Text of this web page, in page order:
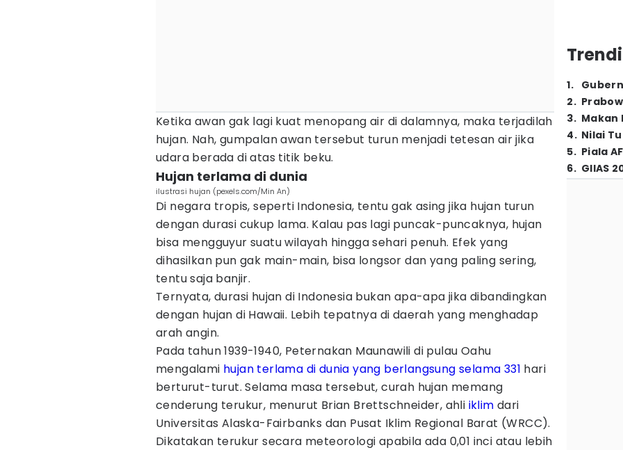
Ketika awan gak lagi kuat menopang air di dalamnya, maka terjadilah
hujan. Nah, gumpalan awan tersebut turun menjadi tetesan air jika
udara berada di atas titik beku.
Hujan terlama di dunia
ilustrasi hujan (pexels.com/Min An)
Di negara tropis, seperti Indonesia, tentu gak asing jika hujan turun
dengan durasi cukup lama. Kalau pas lagi puncak-puncaknya, hujan
bisa mengguyur suatu wilayah hingga sehari penuh. Efek yang
dihasilkan pun gak main-main, bisa longsor dan yang paling sering,
tentu saja banjir.
Ternyata, durasi hujan di Indonesia bukan apa-apa jika dibandingkan
dengan hujan di Hawaii. Lebih tepatnya di daerah yang menghadap
arah angin.
Pada tahun 1939-1940, Peternakan Maunawili di pulau Oahu
mengalami hujan terlama di dunia yang berlangsung selama 331 hari
berturut-turut. Selama masa tersebut, curah hujan memang
cenderung terukur, menurut Brian Brettschneider, ahli iklim dari
Universitas Alaska-Fairbanks dan Pusat Iklim Regional Barat (WRCC).
Dikatakan terukur secara meteorologi apabila ada 0,01 inci atau lebih
1.
2.
3. Makan
4. Nilai
5. Piala
6. GIIAS